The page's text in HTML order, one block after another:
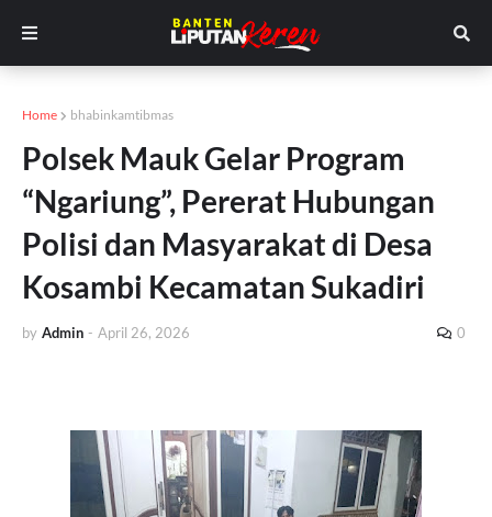
Home bhabinkamtibmas
Polsek Mauk Gelar Program
“Ngariung”, Pererat Hubungan
Polisi dan Masyarakat di Desa
Kosambi Kecamatan Sukadiri
by Admin - April 26, 2026 0